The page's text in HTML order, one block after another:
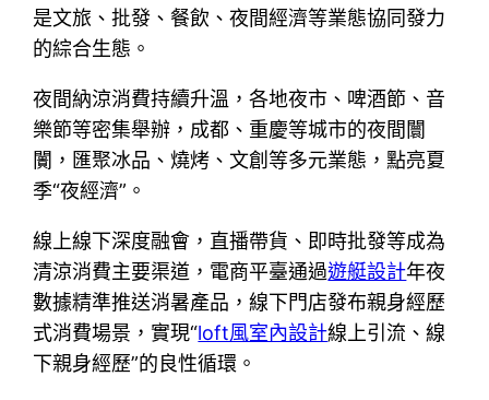
是文旅、批發、餐飲、夜間經濟等業態協同發力
的綜合生態。
夜間納涼消費持續升溫，各地夜市、啤酒節、音
樂節等密集舉辦，成都、重慶等城市的夜間闤
闠，匯聚冰品、燒烤、文創等多元業態，點亮夏
季“夜經濟”。
線上線下深度融會，直播帶貨、即時批發等成為
清涼消費主要渠道，電商平臺通過遊艇設計年夜
數據精準推送消暑產品，線下門店發布親身經歷
式消費場景，實現“loft風室內設計線上引流、線
下親身經歷”的良性循環。